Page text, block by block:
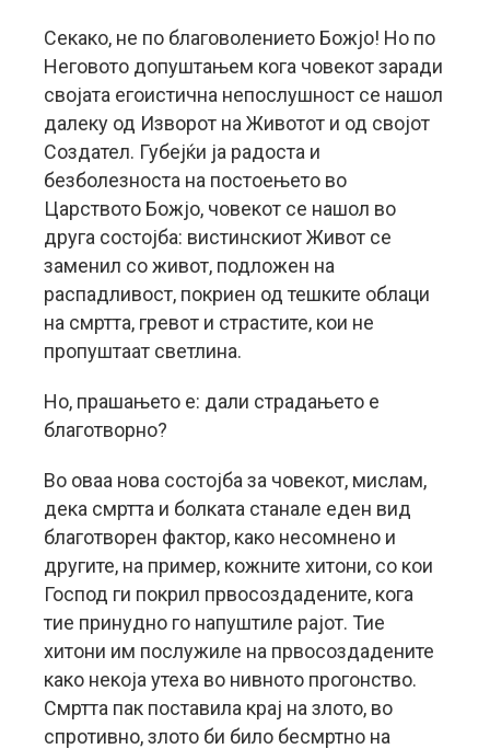
Секако, не по благоволението Божјо! Но по
Неговото допуштањем кога човекот заради
својата егоистична непослушност се нашол
далеку од Изворот на Животот и од својот
Создател. Губејќи ја радоста и
безболезноста на постоењето во
Царството Божјо, човекот се нашол во
друга состојба: вистинскиот Живот се
заменил со живот, подложен на
распадливост, покриен од тешките облаци
на смртта, гревот и страстите, кои не
пропуштаат светлина.
Но, прашањето е: дали страдањето е
благотворно?
Во оваа нова состојба за човекот, мислам,
дека смртта и болката станале еден вид
благотворен фактор, како несомнено и
другите, на пример, кожните хитони, со кои
Господ ги покрил првосоздадените, кога
тие принудно го напуштиле рајот. Тие
хитони им послужиле на првосоздадените
како некоја утеха во нивното прогонство.
Смртта пак поставила крај на злото, во
спротивно, злото би било бесмртно на